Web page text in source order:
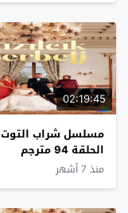
02:19:45
مسلسل شراب التوت
الحلقة 94 مترجم
منذ 7 أشهر